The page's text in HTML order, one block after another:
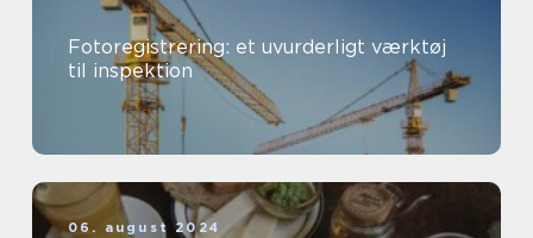
Fotoregistrering: et uvurderligt værktøj
til inspektion
06. august 2024